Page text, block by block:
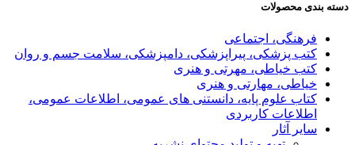
دسته بندی محصولات
فرهنگی، اجتماعی
کتب پزشکی، پیراپزشکی، دامپزشکی، سلامت جسم و روان
کتب خیاطی، مهرتی و هنری
خیاطی، مهارتی و هنری
کتاب علوم پایه، دانستنی های عمومی، اطلاعات عمومی،
اطلاعات کاربردی
سایر آثار